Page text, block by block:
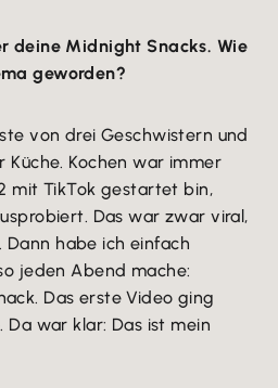
deine Midnight Snacks. Wie
geworden?
von drei Geschwistern und
Küche. Kochen war immer
mit TikTok gestartet bin,
Das war zwar viral,
habe ich einfach
jeden Abend mache:
Das erste Video ging
Da war klar: Das ist mein